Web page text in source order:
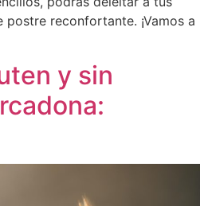
postre reconfortante. ¡Vamos a
y sin